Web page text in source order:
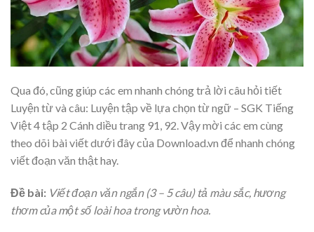
Qua đó, cũng giúp các em nhanh chóng trả lời câu hỏi tiết
Luyện từ và câu: Luyện tập về lựa chọn từ ngữ – SGK Tiếng
Việt 4 tập 2 Cánh diều trang 91, 92. Vậy mời các em cùng
theo dõi bài viết dưới đây của Download.vn để nhanh chóng
viết đoạn văn thật hay.
Đề bài: Viết đoạn văn ngắn (3 – 5 câu) tả màu sắc, hương
thơm của một số loài hoa trong vườn hoa.